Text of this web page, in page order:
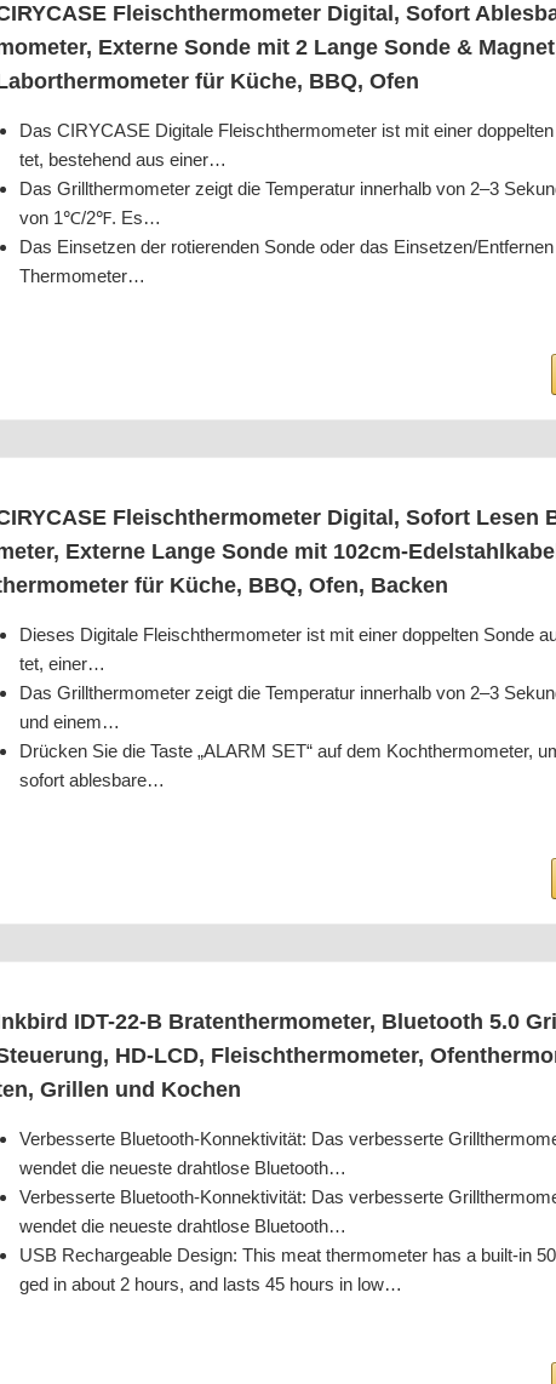
Fleisch­ther­mo­me­ter Digi­tal, Sofort
Exter­ne Son­de mit 2 Lan­ge Son­de &
für Küche, BBQ, Ofen
Das CIRYCASE Digi­ta­le Fleisch­ther­mo­me­ter ist mit einer
tet, bestehend aus einer…
Das Grill­ther­mo­me­ter zeigt die Tem­pe­ra­tur inner­halb von 2–3
von 1℃/2℉. Es…
Das Ein­set­zen der rotie­ren­den Son­de oder das Einsetzen/​
Thermometer…
Fleisch­ther­mo­me­ter Digi­tal, Sofort
Exter­ne Lan­ge Son­de mit 102cm-
für Küche, BBQ, Ofen, Backen
Die­ses Digi­ta­le Fleisch­ther­mo­me­ter ist mit einer dop­pel­ten Son­de
tet, einer…
Das Grill­ther­mo­me­ter zeigt die Tem­pe­ra­tur inner­halb von 2–3
und einem…
Drü­cken Sie die Tas­te „ALARM SET“ auf dem Koch­ther­mo­me­ter,
sofort ablesbare…
IDT-22‑B Bra­ten­ther­mo­me­ter, Blue­tooth 5.0
HD-LCD, Fleisch­ther­mo­me­ter,
Gril­len und Kochen
Ver­bes­ser­te Blue­tooth-Kon­nek­ti­vi­tät: Das ver­bes­ser­te
wen­det die neu­es­te draht­lo­se Bluetooth…
Ver­bes­ser­te Blue­tooth-Kon­nek­ti­vi­tät: Das ver­bes­ser­te
wen­det die neu­es­te draht­lo­se Bluetooth…
USB Rech­ar­geable Design: This meat ther­mo­me­ter has a built-in
ged in about 2 hours, and lasts 45 hours in low…